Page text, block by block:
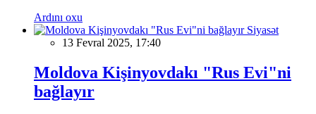
Ardını oxu
Siyasət
13 Fevral 2025, 17:40
Moldova Kişinyovdakı "Rus Evi"ni
bağlayır